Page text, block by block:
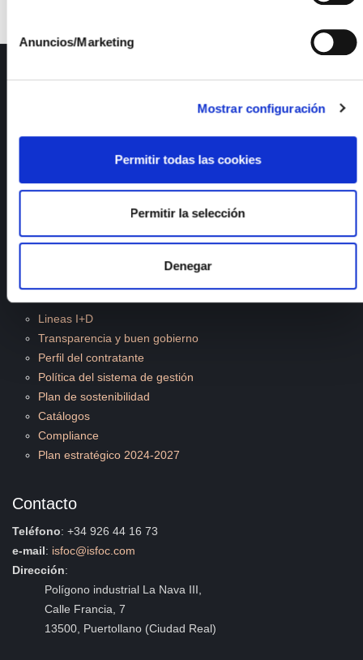
Anuncios/Marketing
Mostrar configuración
Permitir todas las cookies
Permitir la selección
Denegar
ISFOC
Noticias
Calidad y medioambiente
Documentos de interés
Lineas I+D
Transparencia y buen gobierno
Perfil del contratante
Política del sistema de gestión
Plan de sostenibilidad
Catálogos
Compliance
Plan estratégico 2024-2027
Contacto
Teléfono: +34 926 44 16 73
e-mail: isfoc@isfoc.com
Dirección:
Polígono industrial La Nava III,
Calle Francia, 7
13500, Puertollano (Ciudad Real)